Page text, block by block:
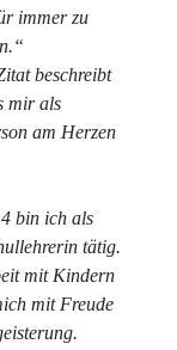
immer zu
beschreibt
mir als
am Herzen
bin ich als
tätig.
mit Kindern
mit Freude